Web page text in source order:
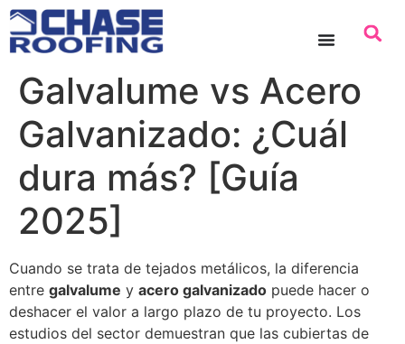
contenido
Galvalume vs Acero
Galvanizado: ¿Cuál
dura más? [Guía
2025]
Cuando se trata de tejados metálicos, la diferencia
entre galvalume y acero galvanizado puede hacer o
deshacer el valor a largo plazo de tu proyecto. Los
estudios del sector demuestran que las cubiertas de